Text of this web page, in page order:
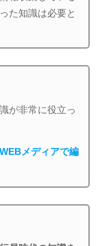
た知識は必要と
が非常に役立っ
メディアで編